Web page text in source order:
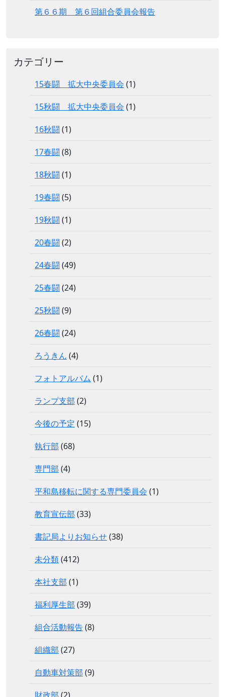
第６６期 第６回組合委員会報告
カテゴリー
15春闘 拡大中央委員会 (1)
15秋闘 拡大中央委員会 (1)
16秋闘 (1)
17春闘 (8)
18秋闘 (1)
19春闘 (5)
19秋闘 (1)
20春闘 (2)
24春闘 (49)
25春闘 (24)
25秋闘 (9)
26春闘 (24)
ろうきん (4)
フォトアルバム (1)
ランプ支部 (2)
今後の予定 (15)
執行部 (68)
専門部 (4)
平和島移転に関する専門委員会 (1)
教育宣伝部 (33)
書記局よりお知らせ(38)
未分類(412)
本社支部 (1)
福利厚生部 (39)
組合活動報告(8)
組織部 (27)
自動車対策部 (9)